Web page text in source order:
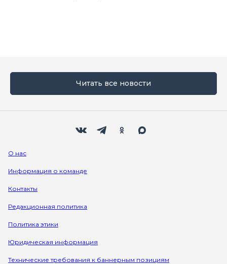
Читать все новости
О нас
Информация о команде
Контакты
Редакционная политика
Политика этики
Юридическая информация
Технические требования к баннерным позициям